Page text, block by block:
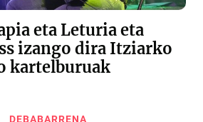
eta Leturia eta
izango dira Itziarko
kartelburuak
DEBABARRENA